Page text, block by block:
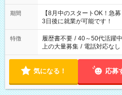
と休みを合わせたい」 「余
「できれば残業はしたくな
ね。 ※Wワーク希望の方へ 今ご覧のお仕事で希望する勤務時間
と、もう1つのお仕事の勤務
合は応募できません。
期間
【8月中のスタートOK！急
3日後に就業が可能です！
特徴 履歴書不要 / 40～50代活躍中
上の大量募集 / 電話対応なし
気になる！ 応募